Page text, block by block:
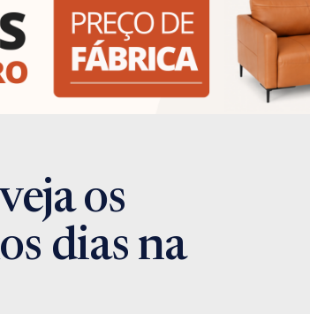
os
dias na